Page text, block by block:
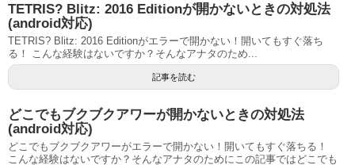
TETRIS? Blitz: 2016 Editionが開かないときの対処法
(android対応)
TETRIS? Blitz: 2016 Editionがエラーで開かない！開いてもすぐ落ち
る！ こんな経験はないですか？そんなアナタのため...
記事を読む
どこでもブクブクアワーが開かないときの対処法
(android対応)
どこでもブクブクアワーがエラーで開かない！開いてもすぐ落ちる！
こんな経験はないですか？そんなアナタのためにこの記事ではどこでも